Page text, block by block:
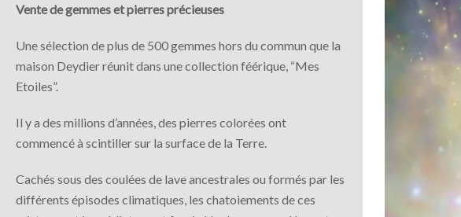
Vente de gemmes et pierres précieuses
Une sélection de plus de 500 gemmes hors du commun que la
maison Deydier réunit dans une collection féérique, “Mes
Etoiles”.
Il y a des millions d’années, des pierres colorées ont
commencé à scintiller sur la surface de la Terre.
Cachés sous des coulées de lave ancestrales ou formés par les
différents épisodes climatiques, les chatoiements de ces